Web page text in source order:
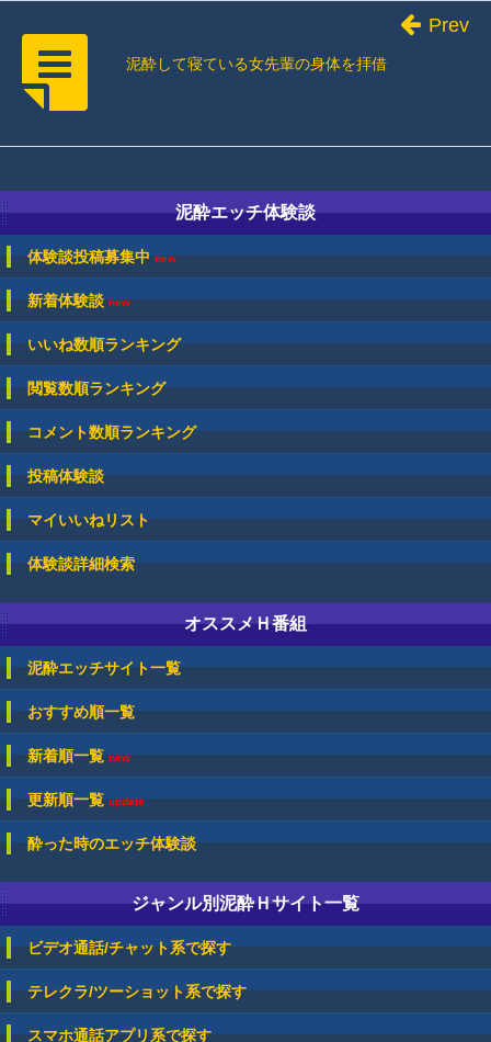
泥酔して寝ている女先輩の身体を拝借
Prev
泥酔エッチ体験談
体験談投稿募集中new
新着体験談new
いいね数順ランキング
閲覧数順ランキング
コメント数順ランキング
投稿体験談
マイいいねリスト
体験談詳細検索
オススメＨ番組
泥酔エッチサイト一覧
おすすめ順一覧
新着順一覧new
更新順一覧update
酔った時のエッチ体験談
ジャンル別泥酔Ｈサイト一覧
ビデオ通話/チャット系で探す
テレクラ/ツーショット系で探す
スマホ通話アプリ系で探す